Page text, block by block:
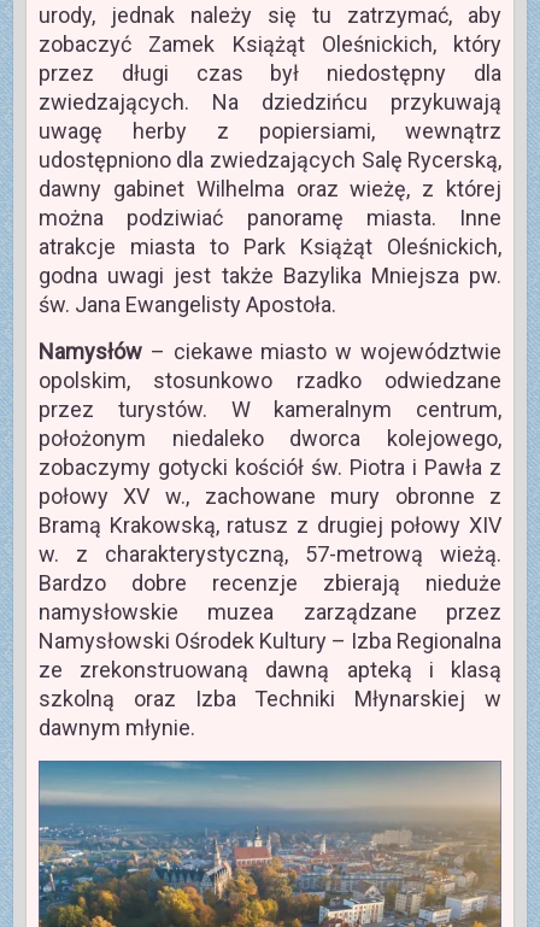
urody, jednak należy się tu zatrzymać, aby
zobaczyć Zamek Książąt Oleśnickich, który
przez długi czas był niedostępny dla
zwiedzających. Na dziedzińcu przykuwają
uwagę herby z popiersiami, wewnątrz
udostępniono dla zwiedzających Salę Rycerską,
dawny gabinet Wilhelma oraz wieżę, z której
można podziwiać panoramę miasta. Inne
atrakcje miasta to Park Książąt Oleśnickich,
godna uwagi jest także Bazylika Mniejsza pw.
św. Jana Ewangelisty Apostoła.
Namysłów– ciekawe miasto w województwie
opolskim, stosunkowo rzadko odwiedzane
przez turystów. W kameralnym centrum,
położonym niedaleko dworca kolejowego,
zobaczymy gotycki kościół św. Piotra i Pawła z
połowy XV w., zachowane mury obronne z
Bramą Krakowską, ratusz z drugiej połowy XIV
w. z charakterystyczną, 57-metrową wieżą.
Bardzo dobre recenzje zbierają nieduże
namysłowskie muzea zarządzane przez
Namysłowski Ośrodek Kultury – Izba Regionalna
ze zrekonstruowaną dawną apteką i klasą
szkolną oraz Izba Techniki Młynarskiej w
dawnym młynie.